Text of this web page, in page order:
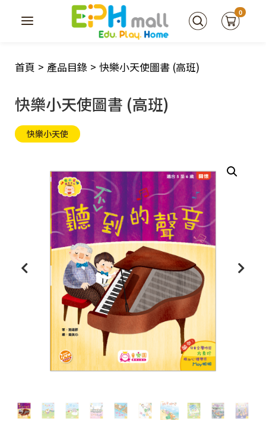
0
首頁 > 產品目錄 > 快樂小天使圖書 (高班)
快樂小天使圖書 (高班)
快樂小天使